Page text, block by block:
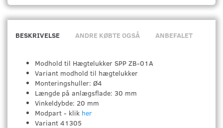
BESKRIVELSE ANDRE KØBTE OGSÅ ANBEFALET
Modhold til Hægtelukker SPP ZB-01A
Variant modhold til hægtelukker
Monteringshuller: Ø4
Længde på anlægsflade: 30 mm
Vinkeldybde: 20 mm
Modpart - klik her
Variant 41305